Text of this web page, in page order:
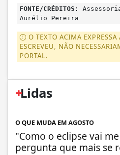
FONTE/CRÉDITOS:
Aurélio Pereira
O TEXTO ACIMA
ESCREVEU, NÃO
PORTAL.
+
Lidas
O QUE MUDA EM AGOSTO
"Como o eclipse vai
pergunta que mais se